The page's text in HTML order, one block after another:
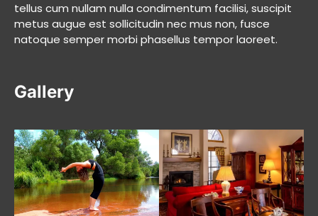
tellus cum nullam nulla condimentum facilisi, suscipit
metus augue est sollicitudin nec mus non, fusce
natoque semper morbi phasellus tempor laoreet.
Gallery